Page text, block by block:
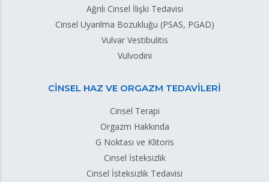
Ağrılı Cinsel İlişki Tedavisi
Cinsel Uyarılma Bozukluğu (PSAS, PGAD)
Vulvar Vestibulitis
Vulvodini
CİNSEL HAZ VE ORGAZM TEDAVİLERİ
Cinsel Terapi
Orgazm Hakkında
G Noktası ve Klitoris
Cinsel İsteksizlik
Cinsel İsteksizlik Tedavisi